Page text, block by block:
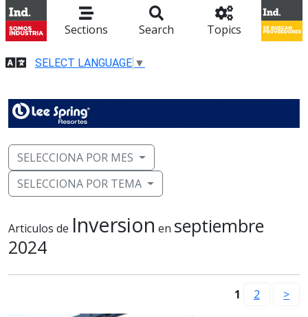
Sections Search Topics
SELECT LANGUAGE ▼
SELECCIONA POR MES
SELECCIONA POR TEMA
Articulos de Inversion en septiembre
2024
1 2 >